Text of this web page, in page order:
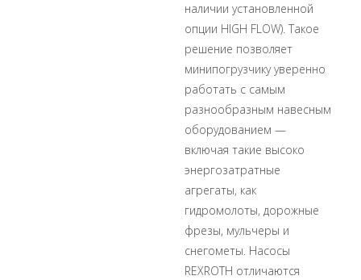
наличии установленной
опции HIGH FLOW). Такое
решение позволяет
минипогрузчику уверенно
работать с самым
разнообразным навесным
оборудованием —
включая такие высоко
энергозатратные
агрегаты, как
гидромолоты, дорожные
фрезы, мульчеры и
снегометы. Насосы
REXROTH отличаются